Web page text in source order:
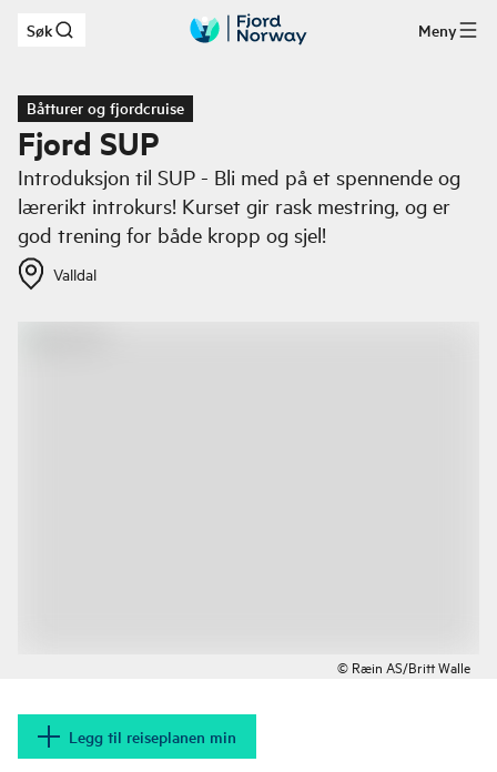
Hopp til hovedinnhold
Søk Meny
Båtturer og fjordcruise
Fjord SUP
Introduksjon til SUP - Bli med på et spennende og
lærerikt introkurs! Kurset gir rask mestring, og er
god trening for både kropp og sjel!
Valldal
© Ræin AS/Britt Walle
Legg til reiseplanen min